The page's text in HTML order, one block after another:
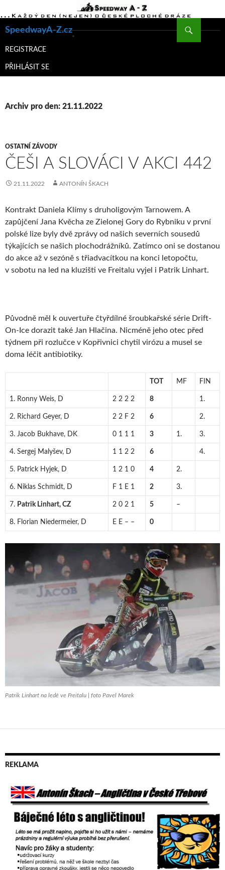
SpeedwayA-Z.cz
K
WEBU
REGISTRACE
PŘIHLÁSIT SE
Archiv pro den: 21.11.2022
OSTATNÍ ZÁVODY
ČEŠI A SLOVÁCI V AKCI 442
21.11.2022 ANTONÍN ŠKACH
Kontrakt Daniela Klímy s druholigovým Tarnowem. A
zapůjčení Jana Kvěcha ze Zielonej Gory do Rybniku v první
polské lize byly dvě zprávy od našich severních sousedů
týkajících se našich plochodrážníků. Zatímco oni se dostanou
do akce až v sezóně s třiadvacítkou na konci letopočtu,
v sobotu na led na kluzišti ve Freitalu vyjel i Patrik Linhart.
Původně měl k ouvertuře čtyřdílné šroubkařské série Drift-
On-Ice dorazit také Jan Hlačina. Nicméně jeho otec před
týdnem při rozlučce v Kopřivnici chytil virózu a musel se
doma léčit antibiotiky.
TOT MF FIN
1. Ronny Weis, D 2 2 2 2 8 1.
2. Richard Geyer, D 2 2 F 2 6 2.
3. Jacob Bukhave, DK 0 1 1 1 3 1. 3.
4. Sergej Malyšev, D 1 1 2 2 6 4.
5. Patrick Hyjek, D 1 2 1 0 4 2.
6. Niklas Schmidt, D F 1 E 1 2 3.
7. Patrik Linhart, CZ 2 0 2 1 5 –
8. Florian Niedermeier, D E E – – 0
Patrik Linhart na ledě ve Freitalu | foto Pavel Marek
REKLAMA